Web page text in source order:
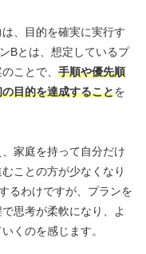
、目的を確実に実行す
Bとは、想定しているプ
ことで、 手順や優先順
目的を達成することを
家庭を持って自分だけ
ことの方が少なくなり
るわけですが、プランを
思考が柔軟になり、よ
くのを感じます。